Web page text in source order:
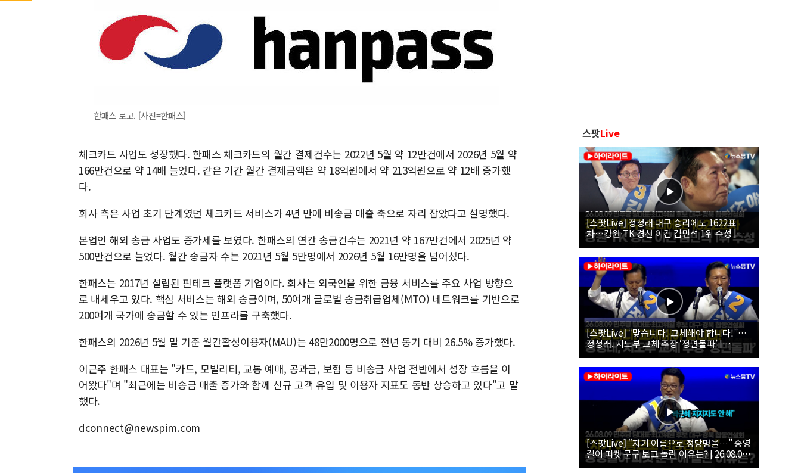
한패스 로고. [사진=한패스]
체크카드 사업도 성장했다. 한패스 체크카드의 월간 결제건수는 2022년 5월 약 12만건에서 2026년 5월 약
166만건으로 약 14배 늘었다. 같은 기간 월간 결제금액은 약 18억원에서 약 213억원으로 약 12배 증가했
다.
회사 측은 사업 초기 단계였던 체크카드 서비스가 4년 만에 비송금 매출 축으로 자리 잡았다고 설명했다.
본업인 해외 송금 사업도 증가세를 보였다. 한패스의 연간 송금건수는 2021년 약 167만건에서 2025년 약
500만건으로 늘었다. 월간 송금자 수는 2021년 5월 5만명에서 2026년 5월 16만명을 넘어섰다.
한패스는 2017년 설립된 핀테크 플랫폼 기업이다. 회사는 외국인을 위한 금융 서비스를 주요 사업 방향으
로 내세우고 있다. 핵심 서비스는 해외 송금이며, 50여개 글로벌 송금취급업체(MTO) 네트워크를 기반으로
200여개 국가에 송금할 수 있는 인프라를 구축했다.
한패스의 2026년 5월 말 기준 월간활성이용자(MAU)는 48만2000명으로 전년 동기 대비 26.5% 증가했다.
이근주 한패스 대표는 "카드, 모빌리티, 교통 예매, 공과금, 보험 등 비송금 사업 전반에서 성장 흐름을 이
어왔다"며 "최근에는 비송금 매출 증가와 함께 신규 고객 유입 및 이용자 지표도 동반 상승하고 있다"고 말
했다.
dconnect@newspim.com
스팟Live
[스팟Live] 정청래 대구 승리에도 1622표
차…강원·TK 경선 이긴 김민석 1위 수성 |
26.08.09 더불어민주당 당대표·최고위원 후
보 대구·경북 합동연설회
[스팟Live] “맞습니다! 교체해야 합니다!”…
정청래, 지도부 교체 주장 ‘정면돌파’ |
26.08.09 더불어민주당 당대표·최고위원 후
보 대구·경북 합동연설회
[스팟Live] “자기 이름으로 정당명을…” 송영
길이 피켓 문구 보고 놀란 이유는? | 26.08.09
더불어민주당 당대표·최고위원 후보 대구·경